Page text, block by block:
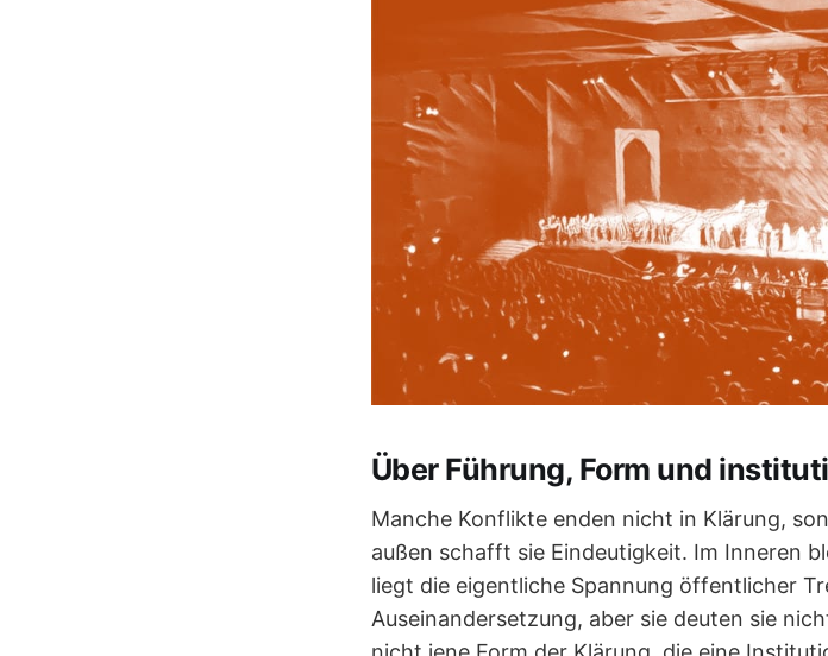
Über Führung, Form und
Manche Konflikte enden nicht in Klärung,
außen schafft sie Eindeutigkeit. Im Inneren
liegt die eigentliche Spannung öffentlicher
Auseinandersetzung, aber sie deuten sie